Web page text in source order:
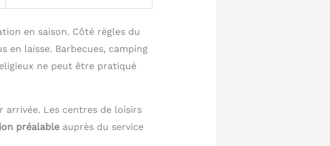
en saison. Côté règles du
en laisse. Barbecues, camping
ne peut être pratiqué
arrivée. Les centres de loisirs
préalableauprès du service